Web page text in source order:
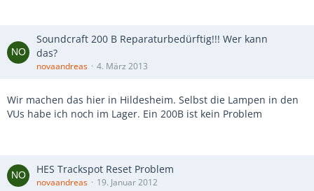
Soundcraft 200 B Reparaturbedürftig!!! Wer kann
das?
novaandreas 4. März 2013
Wir machen das hier in Hildesheim. Selbst die Lampen in den
VUs habe ich noch im Lager. Ein 200B ist kein Problem
HES Trackspot Reset Problem
novaandreas 19. Januar 2012